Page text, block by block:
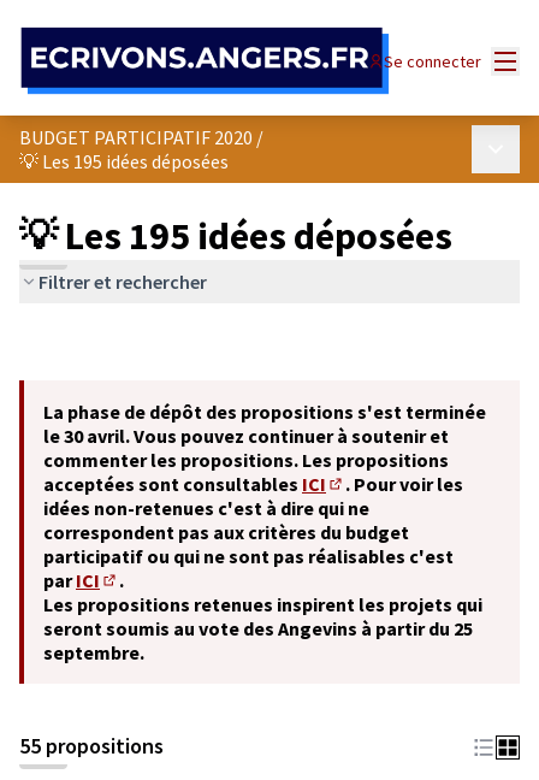
Se connecter
BUDGET PARTICIPATIF 2020 /
💡 Les 195 idées déposées
💡 Les 195 idées déposées
Filtrer et rechercher
La phase de dépôt des propositions s'est terminée
le 30 avril. Vous pouvez continuer à soutenir et
commenter les propositions. Les propositions
acceptées sont consultables ICI
(S'ouvre dans un nouvel
. Pour voir les
idées non-retenues c'est à dire qui ne
correspondent pas aux critères du budget
participatif ou qui ne sont pas réalisables c'est
parICI
(S'ouvre dans un nouvel onglet)
.
Les propositions retenues inspirent les projets qui
seront soumis au vote des Angevins à partir du 25
septembre.
55 propositions